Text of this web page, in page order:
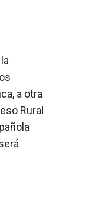
a otra
Rural